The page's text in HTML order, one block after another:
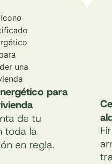
para
de tu
toda la
en regla.